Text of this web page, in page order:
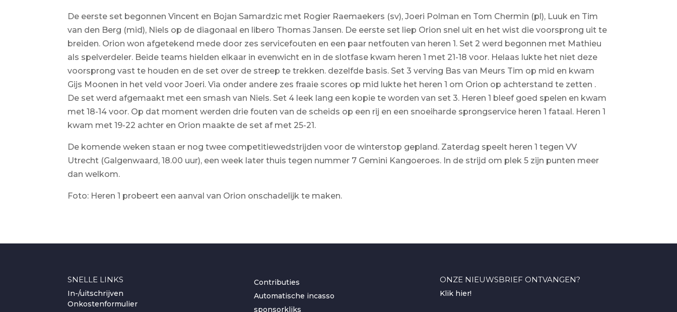
De eerste set begonnen Vincent en Bojan Samardzic met Rogier Raemaekers (sv), Joeri Polman en Tom Chermin (pl), Luuk en Tim
van den Berg (mid), Niels op de diagonaal en libero Thomas Jansen. De eerste set liep Orion snel uit en het wist die voorsprong uit te
breiden. Orion won afgetekend mede door zes servicefouten en een paar netfouten van heren 1. Set 2 werd begonnen met Mathieu
als spelverdeler. Beide teams hielden elkaar in evenwicht en in de slotfase kwam heren 1 met 21-18 voor. Helaas lukte het niet deze
voorsprong vast te houden en de set over de streep te trekken. dezelfde basis. Set 3 verving Bas van Meurs Tim op mid en kwam
Gijs Moonen in het veld voor Joeri. Via onder andere zes fraaie scores op mid lukte het heren 1 om Orion op achterstand te zetten .
De set werd afgemaakt met een smash van Niels. Set 4 leek lang een kopie te worden van set 3. Heren 1 bleef goed spelen en kwam
met 18-14 voor. Op dat moment werden drie fouten van de scheids op een rij en een snoeiharde sprongservice heren 1 fataal. Heren 1
kwam met 19-22 achter en Orion maakte de set af met 25-21.
De komende weken staan er nog twee competitiewedstrijden voor de winterstop gepland. Zaterdag speelt heren 1 tegen VV
Utrecht (Galgenwaard, 18.00 uur), een week later thuis tegen nummer 7 Gemini Kangoeroes. In de strijd om plek 5 zijn punten meer
dan welkom.
Foto: Heren 1 probeert een aanval van Orion onschadelijk te maken.
SNELLE LINKS
In-/uitschrijven
Onkostenformulier
Contributies
Automatische incasso
sponsorkliks
ONZE NIEUWSBRIEF ONTVANGEN?
Klik hier!